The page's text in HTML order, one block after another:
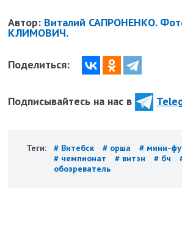
Автор: Виталий САПРОНЕНКО.
КЛИМОВИЧ.
Поделиться:
Подписывайтесь на нас в
Теги: # Витебск # орша # мини-
# чемпионат
# витэн # бч
обозреватель